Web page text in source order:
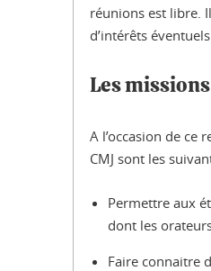
réunions est libre.
d’intérêts
Les
A l’occasion de ce
CMJ sont les
Permettre aux
dont les
Faire connaitre